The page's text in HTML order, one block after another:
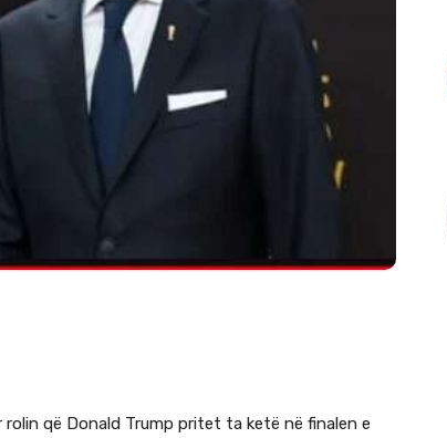
që Donald Trump pritet ta ketë në finalen e